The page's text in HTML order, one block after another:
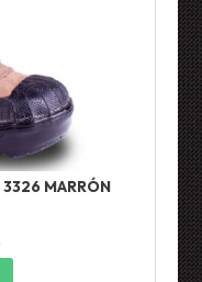
3326 MARRÓN